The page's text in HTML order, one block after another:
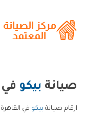
صيانة بيكو في
ارقام صيانة بيكو في